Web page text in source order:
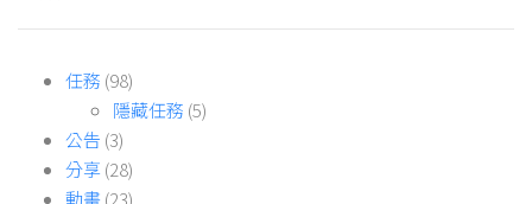
任務 (98)
隱藏任務 (5)
公告 (3)
分享(28)